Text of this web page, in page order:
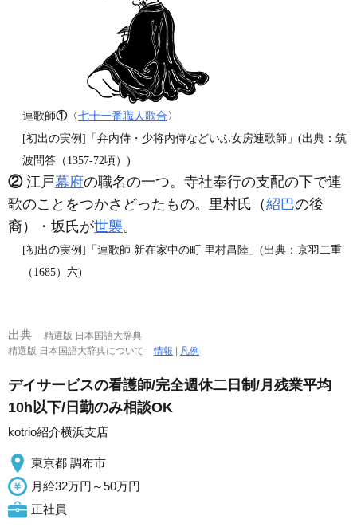
連歌師①〈七十一番職人歌合〉
[初出の実例]「弁内侍・少将内侍などいふ女房連歌師」(出典：筑
波問答（1357‐72頃）)
②江戸幕府の職名の一つ。寺社奉行の支配の下で連
歌のことをつかさどったもの。里村氏（紹巴の後
裔）・坂氏が世襲。
[初出の実例]「連歌師 新在家中の町 里村昌陸」(出典：京羽二重
（1685）六)
出典
精選版 日本国語大辞典
精選版 日本国語大辞典について情報 | 凡例
デイサービスの看護師/完全週休二日制/月残業平均
10h以下/日勤のみ相談OK
kotrio紹介横浜支店
東京都 調布市
月給32万円～50万円
正社員